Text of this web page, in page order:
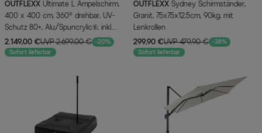
OUTFLEXX
400 x 400 cm, 360° drehbar, UV-
Schutz 80+, Alu/Spuncrylic®, inkl.
Schirmständer
2.149,00 €UVP 2.699,00 € -20%
Sofort lieferbar
OUTFLEXX
Granit, 75x75x12,5cm, 90kg, mit
Lenkrollen
299,90 €UVP 479,90 € -38%
Sofort lieferbar